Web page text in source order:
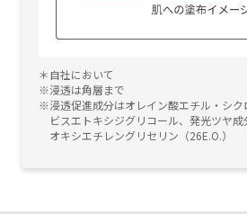
自社において
浸透は角層まで
浸透促進成分はオレイン酸エチル・シ
ビスエトキシジグリコール、発光ツヤ
オキシエチレングリセリン（26E.O.）